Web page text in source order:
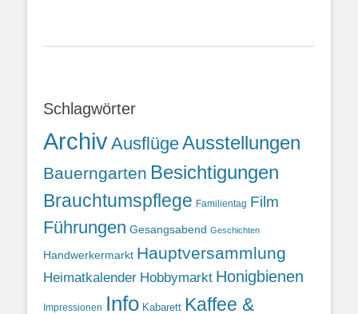
Schlagwörter
ArchivAusflügeAusstellungen
Bauerngarten Besichtigungen
Brauchtumspflege Familientag Film
Führungen Gesangsabend Geschichten
Handwerkermarkt Hauptversammlung
Heimatkalender Hobbymarkt Honigbienen
Impressionen Info Kabarett Kaffee &